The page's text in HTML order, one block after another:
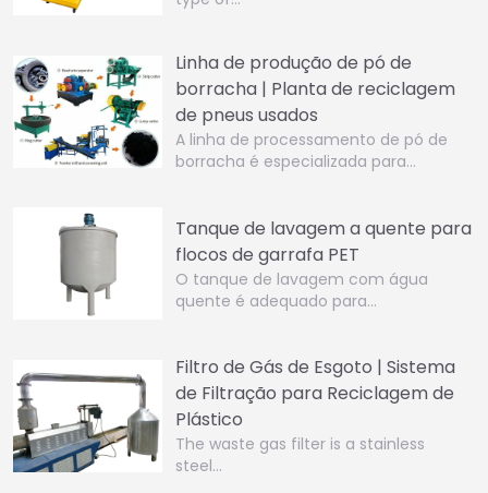
Linha de produção de pó de
borracha | Planta de reciclagem
de pneus usados
A linha de processamento de pó de
borracha é especializada para…
Tanque de lavagem a quente para
flocos de garrafa PET
O tanque de lavagem com água
quente é adequado para…
Filtro de Gás de Esgoto | Sistema
de Filtração para Reciclagem de
Plástico
The waste gas filter is a stainless
steel…